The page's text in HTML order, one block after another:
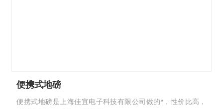
便携式地磅
便携式地磅是上海佳宜电子科技有限公司做的*，性价比高，